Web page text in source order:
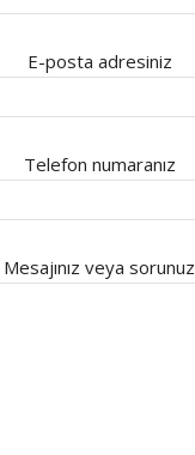
E-posta adresiniz
Telefon numaranız
Mesajınız veya sorunuz